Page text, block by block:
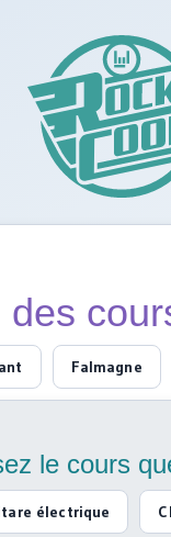
des
Falmagne
le cours
électrique